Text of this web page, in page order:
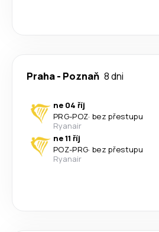
Praha- Poznaň 8 dni
ne 04 říj
PRG-POZ· bez přestupu
Ryanair
ne 11 říj
POZ-PRG· bez přestupu
Ryanair